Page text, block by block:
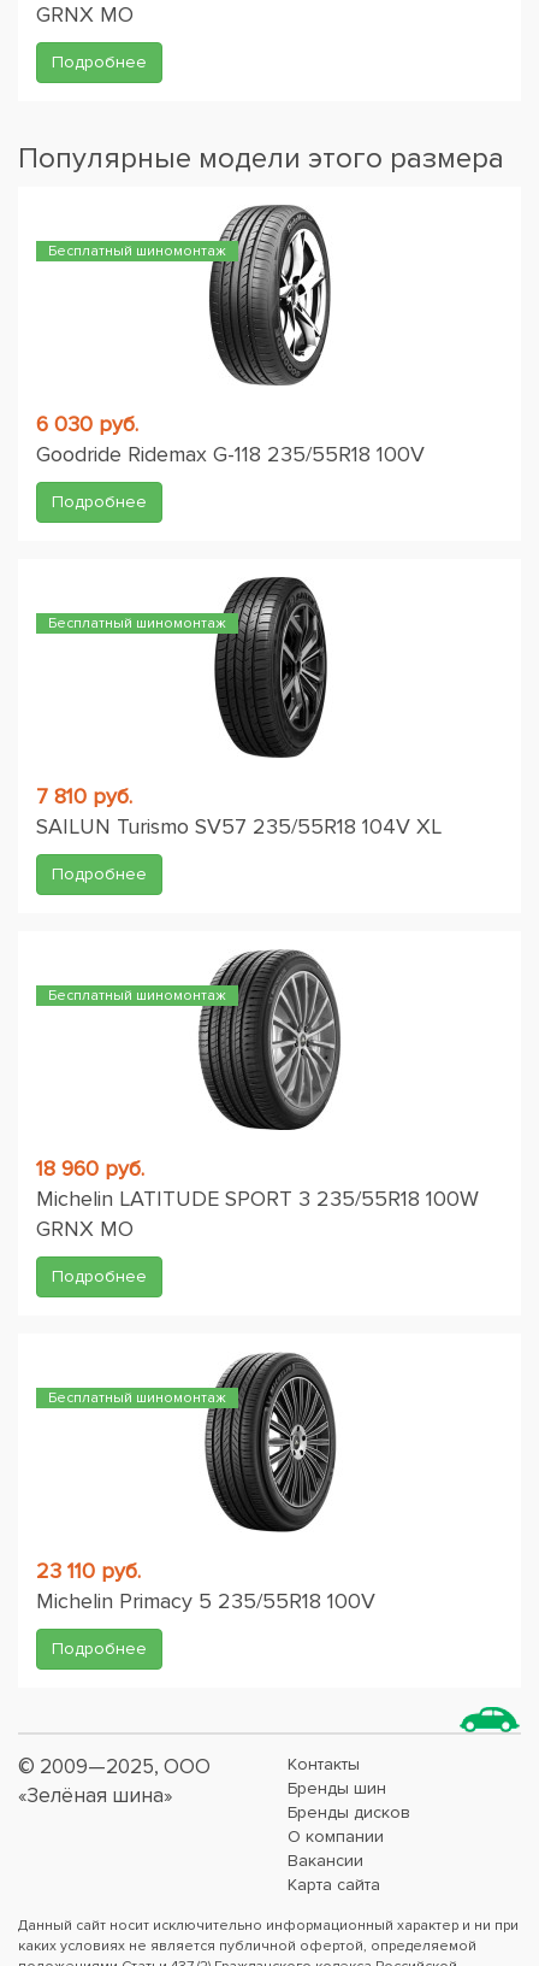
GRNX MO
Подробнее
Популярные модели этого размера
Бесплатный шиномонтаж
6 030 руб.
Goodride Ridemax G-118 235/55R18 100V
Подробнее
Бесплатный шиномонтаж
7 810 руб.
SAILUN Turismo SV57 235/55R18 104V XL
Подробнее
Бесплатный шиномонтаж
18 960 руб.
Michelin LATITUDE SPORT 3 235/55R18 100W
GRNX MO
Подробнее
Бесплатный шиномонтаж
23 110 руб.
Michelin Primacy 5 235/55R18 100V
Подробнее
© 2009—2025, ООО
«Зелёная шина»
Контакты
Бренды шин
Бренды дисков
О компании
Вакансии
Карта сайта
Данный сайт носит исключительно информационный характер и ни при
каких условиях не является публичной офертой, определяемой